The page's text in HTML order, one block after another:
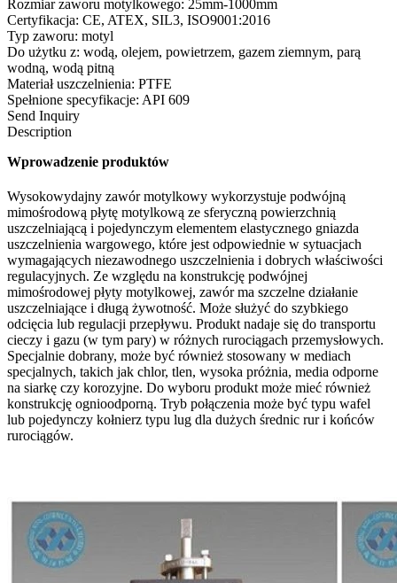
Rozmiar zaworu motylkowego: 25mm-1000mm
Certyfikacja: CE, ATEX, SIL3, ISO9001:2016
Typ zaworu: motyl
Do użytku z: wodą, olejem, powietrzem, gazem ziemnym, parą
wodną, ​​wodą pitną
Materiał uszczelnienia: PTFE
Spełnione specyfikacje: API 609
Send Inquiry
Description
Wprowadzenie produktów
Wysokowydajny zawór motylkowy wykorzystuje podwójną
mimośrodową płytę motylkową ze sferyczną powierzchnią
uszczelniającą i pojedynczym elementem elastycznego gniazda
uszczelnienia wargowego, które jest odpowiednie w sytuacjach
wymagających niezawodnego uszczelnienia i dobrych właściwości
regulacyjnych. Ze względu na konstrukcję podwójnej
mimośrodowej płyty motylkowej, zawór ma szczelne działanie
uszczelniające i długą żywotność. Może służyć do szybkiego
odcięcia lub regulacji przepływu. Produkt nadaje się do transportu
cieczy i gazu (w tym pary) w różnych rurociągach przemysłowych.
Specjalnie dobrany, może być również stosowany w mediach
specjalnych, takich jak chlor, tlen, wysoka próżnia, media odporne
na siarkę czy korozyjne. Do wyboru produkt może mieć również
konstrukcję ognioodporną. Tryb połączenia może być typu wafel
lub pojedynczy kołnierz typu lug dla dużych średnic rur i końców
rurociągów.